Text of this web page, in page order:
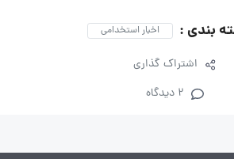
بندی : اخبار استخدامی
اشتراک گذاری
2 دیدگاه